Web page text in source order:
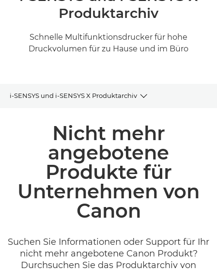
Produktarchiv
Schnelle Multifunktionsdrucker für hohe
Druckvolumen für zu Hause und im Büro
i-SENSYS und i-SENSYS X Produktarchiv
Dazugehörige Produkte und Lösungen
Nicht mehr
angebotene
Produkte für
Unternehmen von
Canon
Suchen Sie Informationen oder Support für Ihr
nicht mehr angebotene Canon Produkt?
Durchsuchen Sie das Produktarchiv von